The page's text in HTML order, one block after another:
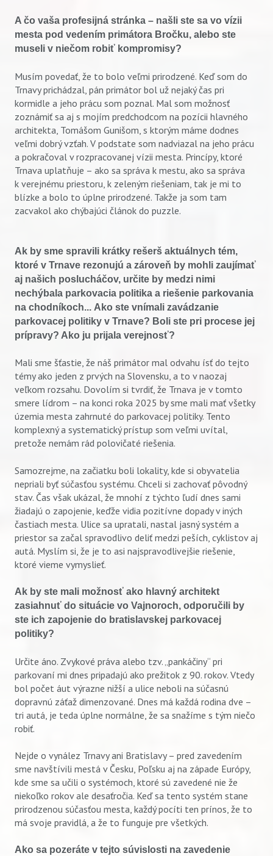
A čo vaša profesijná stránka – našli ste sa vo vízii
mesta pod vedením primátora Bročku, alebo ste
museli v niečom robiť kompromisy?
Musím povedať, že to bolo veľmi prirodzené. Keď som do
Trnavy prichádzal, pán primátor bol už nejaký čas pri
kormidle a jeho prácu som poznal. Mal som možnosť
zoznámiť sa aj s mojím predchodcom na pozícii hlavného
architekta, Tomášom Gunišom, s ktorým máme dodnes
veľmi dobrý vzťah. V podstate som nadviazal na jeho prácu
a pokračoval v rozpracovanej vízii mesta. Princípy, ktoré
Trnava uplatňuje – ako sa správa k mestu, ako sa správa
k verejnému priestoru, k zeleným riešeniam, tak je mi to
blízke a bolo to úplne prirodzené. Takže ja som tam
zacvakol ako chýbajúci článok do puzzle.
Ak by sme spravili krátky rešerš aktuálnych tém,
ktoré v Trnave rezonujú a zároveň by mohli zaujímať
aj našich poslucháčov, určite by medzi nimi
nechýbala parkovacia politika a riešenie parkovania
na chodníkoch... Ako ste vnímali zavádzanie
parkovacej politiky v Trnave? Boli ste pri procese jej
prípravy? Ako ju prijala verejnosť?
Mali sme šťastie, že náš primátor mal odvahu ísť do tejto
témy ako jeden z prvých na Slovensku, a to v naozaj
veľkom rozsahu. Dovolím si tvrdiť, že Trnava je v tomto
smere lídrom – na konci roka 2025 by sme mali mať všetky
územia mesta zahrnuté do parkovacej politiky. Tento
komplexný a systematický prístup som veľmi uvítal,
pretože nemám rád polovičaté riešenia.
Samozrejme, na začiatku boli lokality, kde si obyvatelia
nepriali byť súčasťou systému. Chceli si zachovať pôvodný
stav. Čas však ukázal, že mnohí z týchto ľudí dnes sami
žiadajú o zapojenie, keďže vidia pozitívne dopady v iných
častiach mesta. Ulice sa upratali, nastal jasný systém a
priestor sa začal spravodlivo deliť medzi peších, cyklistov aj
autá. Myslím si, že je to asi najspravodlivejšie riešenie,
ktoré vieme vymyslieť.
Ak by ste mali možnosť ako hlavný architekt
zasiahnuť do situácie vo Vajnoroch, odporučili by
ste ich zapojenie do bratislavskej parkovacej
politiky?
Určite áno. Zvykové práva alebo tzv. „pankáčiny“ pri
parkovaní mi dnes pripadajú ako prežitok z 90. rokov. Vtedy
bol počet áut výrazne nižší a ulice neboli na súčasnú
dopravnú záťaž dimenzované. Dnes má každá rodina dve –
tri autá, je teda úplne normálne, že sa snažíme s tým niečo
robiť.
Nejde o vynález Trnavy ani Bratislavy – pred zavedením
sme navštívili mestá v Česku, Poľsku aj na západe Európy,
kde sme sa učili o systémoch, ktoré sú zavedené nie že
niekoľko rokov ale desaťročia. Keď sa tento systém stane
prirodzenou súčasťou mesta, každý pocíti ten prínos, že to
má svoje pravidlá, a že to funguje pre všetkých.
Ako sa pozeráte v tejto súvislosti na zavedenie